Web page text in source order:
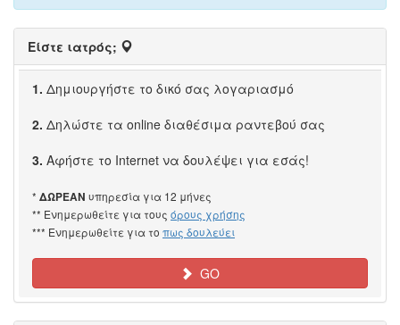
Είστε ιατρός;
1. Δημιουργήστε το δικό σας λογαριασμό
2. Δηλώστε τα online διαθέσιμα ραντεβού σας
3. Αφήστε το Internet να δουλέψει για εσάς!
* ΔΩΡΕΑΝ υπηρεσία για 12 μήνες
** Ενημερωθείτε για τους όρους χρήσης
*** Ενημερωθείτε για το πως δουλεύει
GO